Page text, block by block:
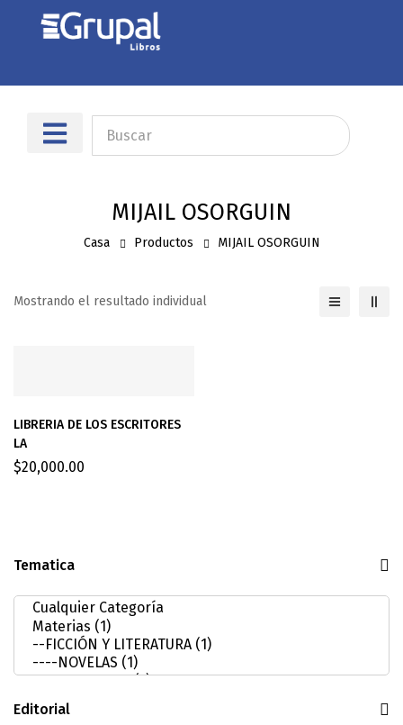
MIJAIL OSORGUIN
Casa Productos MIJAIL OSORGUIN
Tematica
Editorial
Mostrando el resultado individual
LIBRERIA DE LOS ESCRITORES
LA
$20,000.00